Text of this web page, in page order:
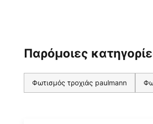
Παρόμοιες
Φωτισμός τροχιάς paulmann